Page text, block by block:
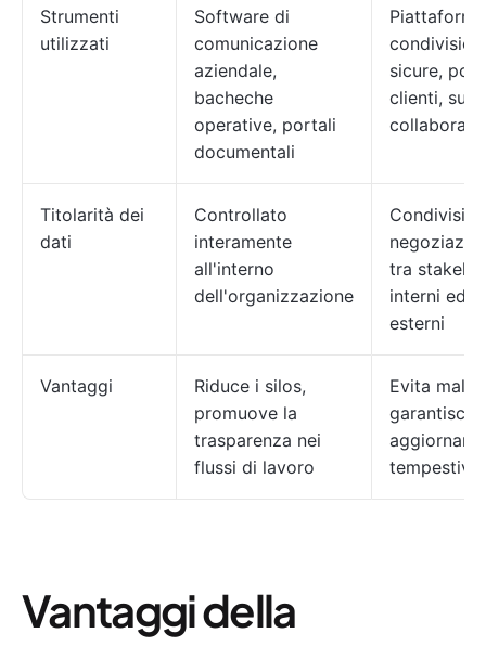
Strumenti
utilizzati
Software di
comunicazione
aziendale,
bacheche
operative, portali
documentali
sicure,
clienti,
Titolarità dei
dati
Controllato
interamente
all'interno
dell'organizzazione
tra
interni ed
esterni
Vantaggi
Riduce i silos,
promuove la
trasparenza nei
flussi di lavoro
Evita
garantisci
tempestivi
Vantaggi della